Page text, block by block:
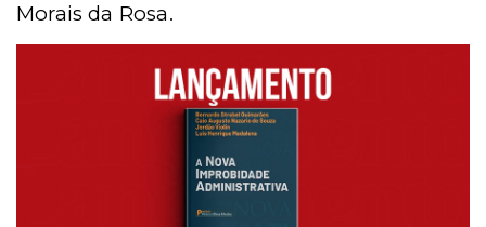
Morais da Rosa.